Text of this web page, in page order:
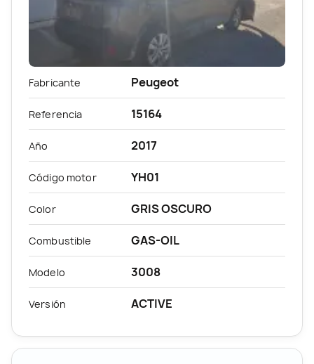
Fabricante Peugeot
Referencia 15164
Año 2017
Código motor YH01
Color GRIS OSCURO
Combustible GAS-OIL
Modelo 3008
Versión ACTIVE